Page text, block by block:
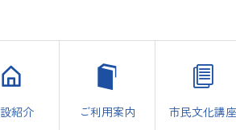
紹介 ご利用案内 市民文化講座